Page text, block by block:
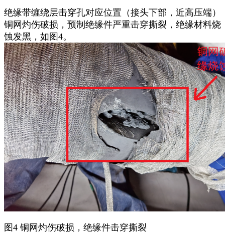
绝缘带缠绕层击穿孔对应位置（接头下部，近高压端）
铜网灼伤破损，预制绝缘件严重击穿撕裂，绝缘材料烧
蚀发黑，如图4。
图4 铜网灼伤破损，绝缘件击穿撕裂